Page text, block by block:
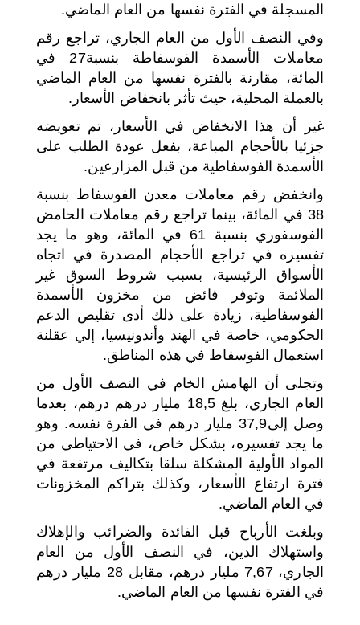
المسجلة في الفترة نفسها من العام الماضي.
وفي النصف الأول من العام الجاري، تراجع رقم
معاملات الأسمدة الفوسفاطة بنسبة27 في
المائة، مقارنة بالفترة نفسها من العام الماضي
بالعملة المحلية، حيث تأثر بانخفاض الأسعار.
غير أن هذا الانخفاض في الأسعار، تم تعويضه
جزئيا بالأحجام المباعة، بفعل عودة الطلب على
الأسمدة الفوسفاطية من قبل المزارعين.
وانخفض رقم معاملات معدن الفوسفاط بنسبة
38 في المائة، بينما تراجع رقم معاملات الحامض
الفوسفوري بنسبة 61 في المائة، وهو ما يجد
تفسيره في تراجع الأحجام المصدرة في اتجاه
الأسواق الرئيسية، بسبب شروط السوق غير
الملائمة وتوفر فائض من مخزون الأسمدة
الفوسفاطية، زيادة على ذلك أدى تقليص الدعم
الحكومي، خاصة في الهند وأندونيسيا، إلي عقلنة
استعمال الفوسفاط في هذه المناطق.
وتجلى أن الهامش الخام في النصف الأول من
العام الجاري، بلغ 18,5 مليار درهم درهم، بعدما
وصل إلى37,9 مليار درهم في الفرة نفسه. وهو
ما يجد تفسيره، بشكل خاص، في الاحتياطي من
المواد الأولية المشكلة سلقا بتكاليف مرتفعة في
فترة ارتفاع الأسعار، وكذلك بتراكم المخزونات
في العام الماضي.
وبلغت الأرباح قبل الفائدة والضرائب والإهلاك
واستهلاك الدين، في النصف الأول من العام
الجاري، 7,67 مليار درهم، مقابل 28 مليار درهم
في الفترة نفسها من العام الماضي.